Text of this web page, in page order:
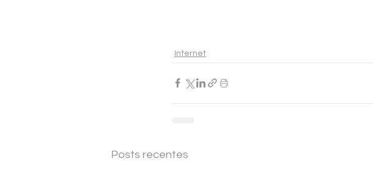
Internet
Posts recentes